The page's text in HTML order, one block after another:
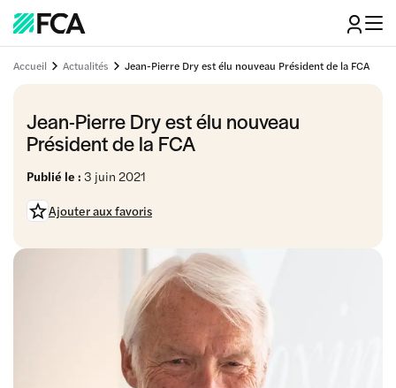
Accueil Actualités Jean-Pierre Dry est élu nouveau Président de la FCA
Jean-Pierre Dry est élu nouveau
Président de la FCA
Publié le : 3 juin 2021
Ajouter aux favoris